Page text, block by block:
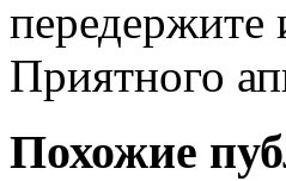
передержите
Приятного
Похожие